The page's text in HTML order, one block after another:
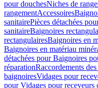
pour douchesNiches de
rangementAccessoires
sanitairePièces détachées
sanitaireBaignoires
rectangulairesBaignoires en
Baignoires en matériau
détachées pour Baignoires
réparationRaccordements
baignoiresVidages pour
pour Vidages pour receveurs